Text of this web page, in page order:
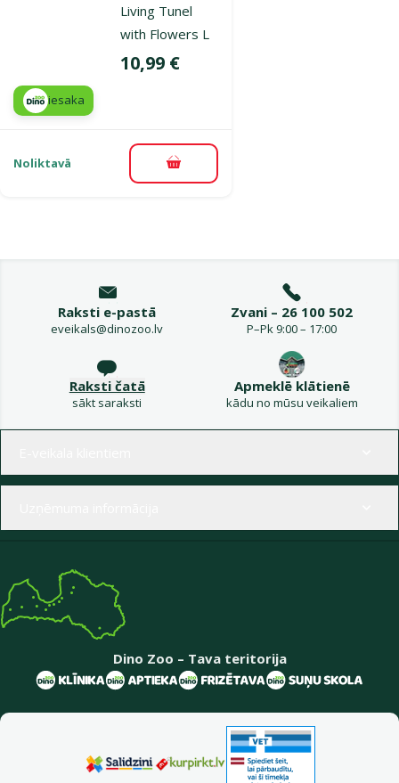
Living Tunel
with Flowers L
Cena
10,99 €
iesaka
Noliktavā Pievienot grozam
Raksti e-pastā
eveikals@dinozoo.lv
Zvani – 26 100 502
P–Pk 9:00 – 17:00
Raksti čatā
sākt saraksti
Apmeklē klātienē
kādu no mūsu veikaliem
Dino Zoo – Tava teritorija